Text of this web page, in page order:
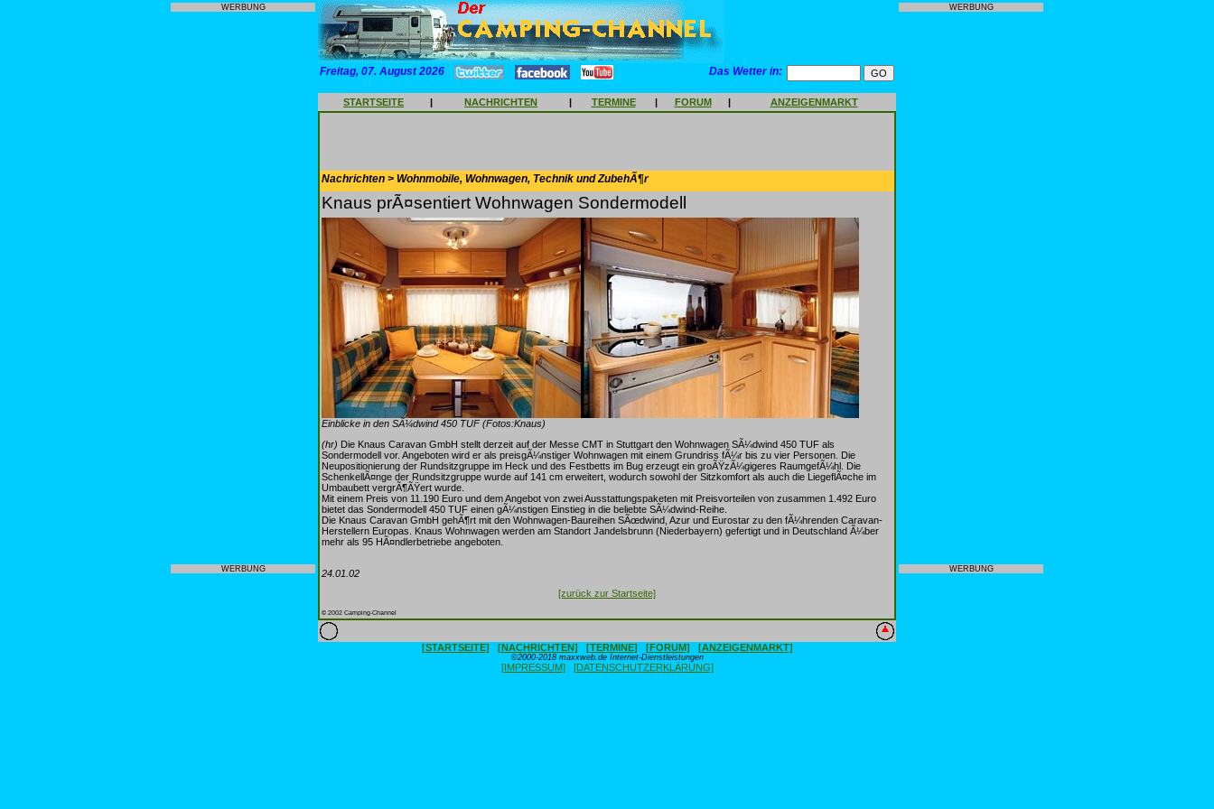
WERBUNG
WERBUNG
Freitag, 07. August 2026 Das Wetter in:
STARTSEITE | NACHRICHTEN | TERMINE | FORUM | ANZEIGENMARKT
Nachrichten > Wohnmobile, Wohnwagen, Technik und ZubehÃ¶r
Knaus prÃ¤sentiert Wohnwagen Sondermodell
Einblicke in den SÃ¼dwind 450 TUF (Fotos:Knaus)
(hr) Die Knaus Caravan GmbH stellt derzeit auf der Messe CMT in Stuttgart den Wohnwagen SÃ¼dwind 450 TUF als
Sondermodell vor. Angeboten wird er als preisgÃ¼nstiger Wohnwagen mit einem Grundriss fÃ¼r bis zu vier Personen. Die
Neupositionierung der Rundsitzgruppe im Heck und des Festbetts im Bug erzeugt ein groÃŸzÃ¼gigeres RaumgefÃ¼hl. Die
SchenkellÃ¤nge der Rundsitzgruppe wurde auf 141 cm erweitert, wodurch sowohl der Sitzkomfort als auch die LiegeflÃ¤che im
Umbaubett vergrÃ¶ÃŸert wurde.
Mit einem Preis von 11.190 Euro und dem Angebot von zwei Ausstattungspaketen mit Preisvorteilen von zusammen 1.492 Euro
bietet das Sondermodell 450 TUF einen gÃ¼nstigen Einstieg in die beliebte SÃ¼dwind-Reihe.
Die Knaus Caravan GmbH gehÃ¶rt mit den Wohnwagen-Baureihen SÃœdwind, Azur und Eurostar zu den fÃ¼hrenden Caravan-
Herstellern Europas. Knaus Wohnwagen werden am Standort Jandelsbrunn (Niederbayern) gefertigt und in Deutschland Ã¼ber
mehr als 95 HÃ¤ndlerbetriebe angeboten.
24.01.02
[zurück zur Startseite]
© 2002 Camping-Channel
[STARTSEITE] [NACHRICHTEN] [TERMINE] [FORUM] [ANZEIGENMARKT]
©2000-2018 maxxweb.de Internet-Dienstleistungen
[IMPRESSUM] [DATENSCHUTZERKLÄRUNG]
WERBUNG
WERBUNG